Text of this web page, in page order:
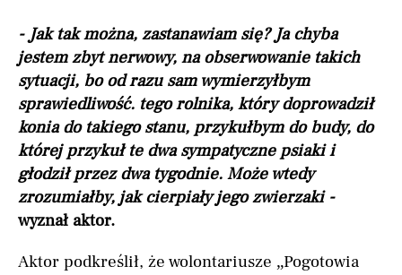
- Jak tak można, zastanawiam się? Ja chyba
jestem zbyt nerwowy, na obserwowanie takich
sytuacji, bo od razu sam wymierzyłbym
sprawiedliwość. tego rolnika, który doprowadził
konia do takiego stanu, przykułbym do budy, do
której przykuł te dwa sympatyczne psiaki i
głodził przez dwa tygodnie. Może wtedy
zrozumiałby, jak cierpiały jego zwierzaki -
wyznał aktor.
Aktor podkreślił, że wolontariusze „Pogotowia